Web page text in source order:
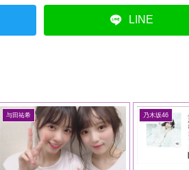
LINE
与田祐希 乃木坂46